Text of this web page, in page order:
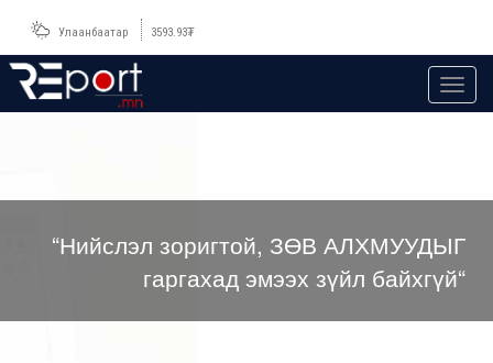
Улаанбаатар 3593.93₮
“Нийслэл зоригтой, ЗӨВ АЛХМУУДЫГ
гаргахад эмээх зүйл байхгүй“